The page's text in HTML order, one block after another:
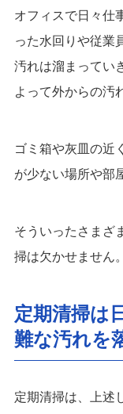
オフィスで日々仕
った水回りや従業
汚れは溜まってい
よって外からの汚
ゴミ箱や灰皿の近
が少ない場所や部
そういったさまざ
掃は欠かせません。
定期清掃は
難な汚れを
定期清掃は、上述